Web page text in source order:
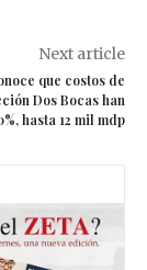
Next article
que costos de
Dos Bocas han
hasta 12 mil mdp